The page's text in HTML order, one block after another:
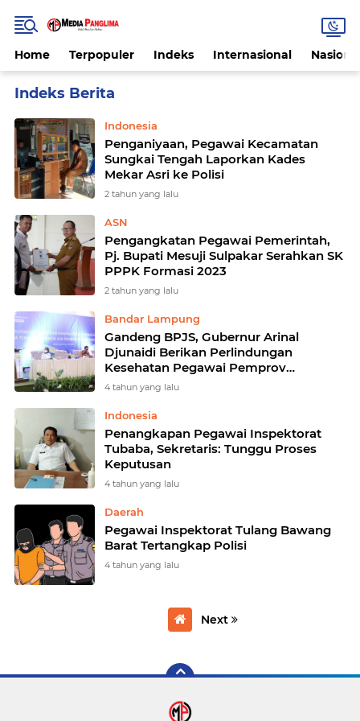
Home Terpopuler Indeks Internasional
Indonesia
Penganiyaan, Pegawai Kecamatan
Sungkai Tengah Laporkan Kades
Mekar Asri ke Polisi
2 tahun yang lalu
ASN
Pengangkatan Pegawai Pemerintah,
Pj. Bupati Mesuji Sulpakar Serahkan SK
PPPK Formasi 2023
2 tahun yang lalu
Bandar Lampung
Gandeng BPJS, Gubernur Arinal
Djunaidi Berikan Perlindungan
Kesehatan Pegawai Pemprov
Lampung
4 tahun yang lalu
Indonesia
Penangkapan Pegawai Inspektorat
Tubaba, Sekretaris: Tunggu Proses
Keputusan
4 tahun yang lalu
Daerah
Pegawai Inspektorat Tulang Bawang
Barat Tertangkap Polisi
4 tahun yang lalu
Next